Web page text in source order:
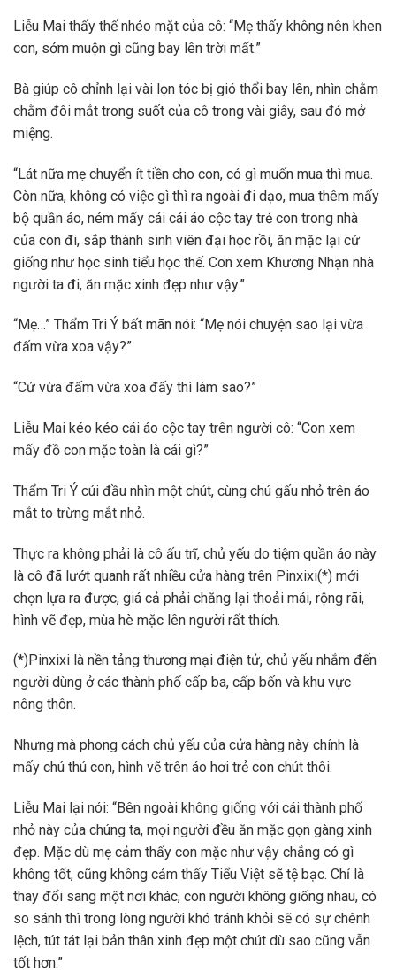
Liễu Mai thấy thế nhéo mặt của cô: “Mẹ thấy không nên khen
con, sớm muộn gì cũng bay lên trời mất.”
Bà giúp cô chỉnh lại vài lọn tóc bị gió thổi bay lên, nhìn chằm
chằm đôi mắt trong suốt của cô trong vài giây, sau đó mở
miệng.
“Lát nữa mẹ chuyển ít tiền cho con, có gì muốn mua thì mua.
Còn nữa, không có việc gì thì ra ngoài đi dạo, mua thêm mấy
bộ quần áo, ném mấy cái cái áo cộc tay trẻ con trong nhà
của con đi, sắp thành sinh viên đại học rồi, ăn mặc lại cứ
giống như học sinh tiểu học thế. Con xem Khương Nhạn nhà
người ta đi, ăn mặc xinh đẹp như vậy.”
“Mẹ…” Thẩm Tri Ý bất mãn nói: “Mẹ nói chuyện sao lại vừa
đấm vừa xoa vậy?”
“Cứ vừa đấm vừa xoa đấy thì làm sao?”
Liễu Mai kéo kéo cái áo cộc tay trên người cô: “Con xem
mấy đồ con mặc toàn là cái gì?”
Thẩm Tri Ý cúi đầu nhìn một chút, cùng chú gấu nhỏ trên áo
mắt to trừng mắt nhỏ.
Thực ra không phải là cô ấu trĩ, chủ yếu do tiệm quần áo này
là cô đã lướt quanh rất nhiều cửa hàng trên Pinxixi(*) mới
chọn lựa ra được, giá cả phải chăng lại thoải mái, rộng rãi,
hình vẽ đẹp, mùa hè mặc lên người rất thích.
(*)Pinxixi là nền tảng thương mại điện tử, chủ yếu nhắm đến
người dùng ở các thành phố cấp ba, cấp bốn và khu vực
nông thôn.
Nhưng mà phong cách chủ yếu của cửa hàng này chính là
mấy chú thú con, hình vẽ trên áo hơi trẻ con chút thôi.
Liễu Mai lại nói: “Bên ngoài không giống với cái thành phố
nhỏ này của chúng ta, mọi người đều ăn mặc gọn gàng xinh
đẹp. Mặc dù mẹ cảm thấy con mặc như vậy chẳng có gì
không tốt, cũng không cảm thấy Tiểu Việt sẽ tệ bạc. Chỉ là
thay đổi sang một nơi khác, con người không giống nhau, có
so sánh thì trong lòng người khó tránh khỏi sẽ có sự chênh
lệch, tút tát lại bản thân xinh đẹp một chút dù sao cũng vẫn
tốt hơn.”